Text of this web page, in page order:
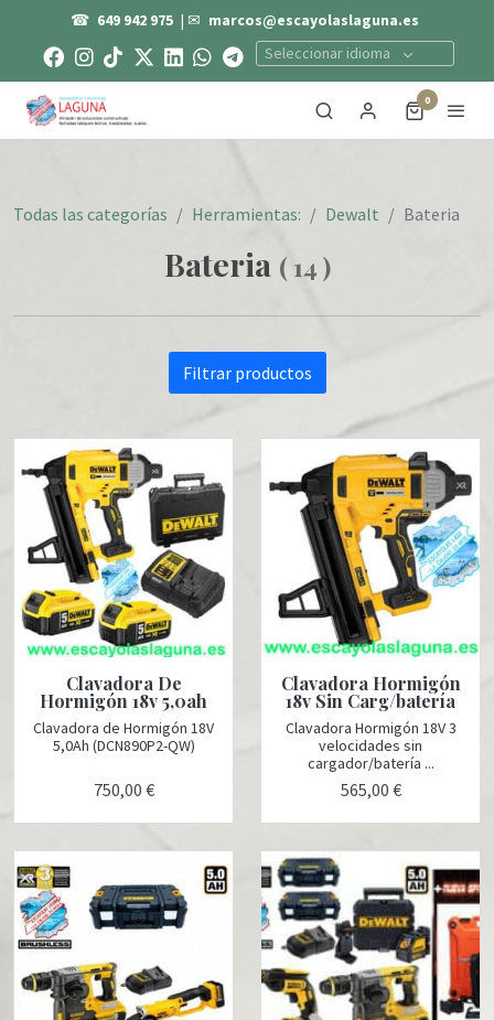
☎ 649 942 975 | ✉ marcos@escayolaslaguna.es
Seleccionar idioma
0
Todas las categorías Herramientas: Dewalt Bateria
Bateria ( 14)
Filtrar productos
Clavadora De
Hormigón 18v 5,0ah
Clavadora de Hormigón 18V
5,0Ah (DCN890P2-QW)
750,00 €
Clavadora Hormigón
18v Sin Carg/batería
Clavadora Hormigón 18V 3
velocidades sin
cargador/batería ...
565,00 €